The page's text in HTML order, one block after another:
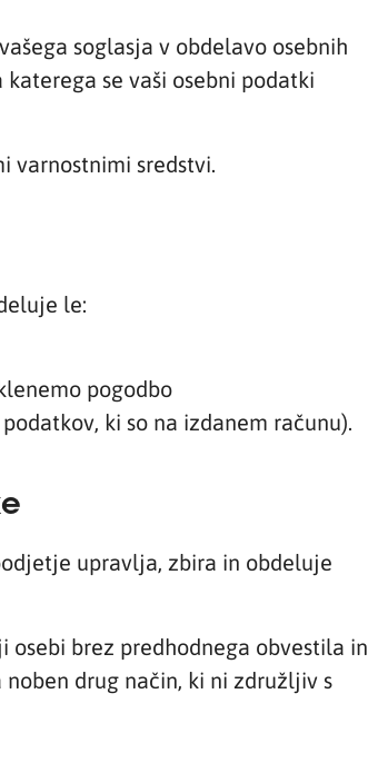
soglasja v obdelavo osebnih
se vaši osebni podatki
varnostnimi sredstvi.
le:
pogodbo
ki so na izdanem računu).
upravlja, zbira in obdeluje
brez predhodnega obvestila in
drug način, ki ni združljiv s